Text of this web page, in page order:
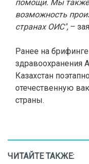
помощи. Мы
возможность
странах ОИС", –
Ранее на
здравоохранения
Казахстан
отечественную
страны.
ЧИТАЙТЕ ТАКЖЕ: